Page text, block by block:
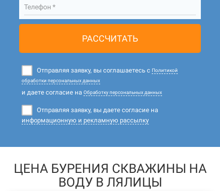
Телефон *
РАССЧИТАТЬ
Отправляя заявку, вы соглашаетесь с Политикой
обработки персональных данных
и даете согласие на Обработку персональных данных
Отправляя заявку, вы даете согласие на
информационную и рекламную рассылку
ЦЕНА БУРЕНИЯ СКВАЖИНЫ НА
ВОДУ В ЛЯЛИЦЫ